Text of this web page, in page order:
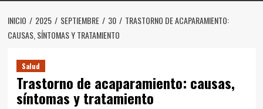
INICIO 2025 SEPTIEMBRE 30
TRASTORNO DE ACAPARAMIENTO:
CAUSAS, SÍNTOMAS Y TRATAMIENTO
Salud
Trastorno de acaparamiento: causas,
síntomas y tratamiento